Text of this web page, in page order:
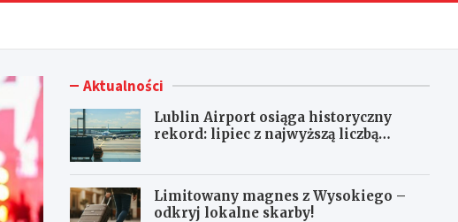
Aktualności
Lublin Airport osiąga historyczny
rekord: lipiec z najwyższą liczbą
Limitowany magnes z Wysokiego –
odkryj lokalne skarby!